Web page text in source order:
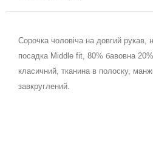
Сорочка чоловіча на довгий рукав,
посадка Middle fit, 80% бавовна
класичний, тканина в полоску,
завкруглений.